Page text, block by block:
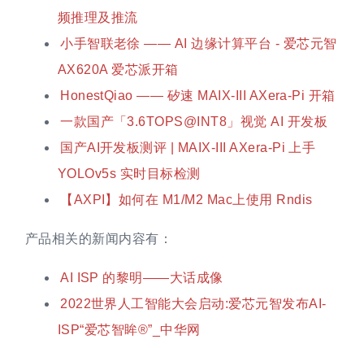
频推理及推流
小手智联老徐 —— AI 边缘计算平台 - 爱芯元智
AX620A 爱芯派开箱
HonestQiao —— 矽速 MAIX-III AXera-Pi 开箱
一款国产「3.6TOPS@INT8」视觉 AI 开发板
国产AI开发板测评 | MAIX-III AXera-Pi 上手
YOLOv5s 实时目标检测
【AXPI】如何在 M1/M2 Mac上使用 Rndis
产品相关的新闻内容有：
AI ISP 的黎明——大话成像
2022世界人工智能大会启动:爱芯元智发布AI-
ISP“爱芯智眸®”_中华网